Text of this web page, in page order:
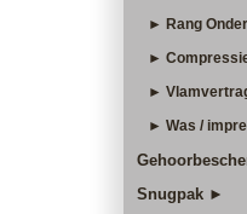
► Rang
►
►
► Was /
Snugpak ►